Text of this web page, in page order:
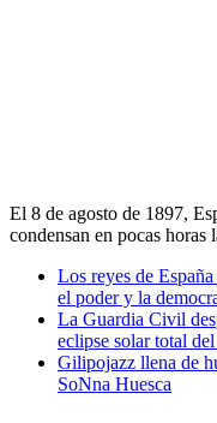
El 8 de agosto de 1897,
condensan en pocas horas
Los reyes de
el poder y la
La Guardia Civil
eclipse solar total
Gilipojazz llena de
SoNna Huesca